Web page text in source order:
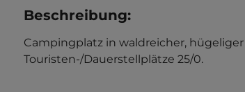
Beschreibung:
Campingplatz in waldreicher,
Touristen-/Dauerstellplätze 25/0.